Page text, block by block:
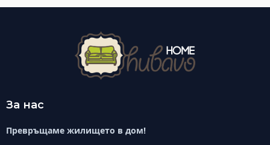
За нас
Превръщаме жилището в дом!